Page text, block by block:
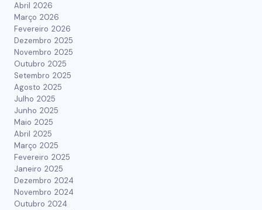
Abril 2026
Março 2026
Fevereiro 2026
Dezembro 2025
Novembro 2025
Outubro 2025
Setembro 2025
Agosto 2025
Julho 2025
Junho 2025
Maio 2025
Abril 2025
Março 2025
Fevereiro 2025
Janeiro 2025
Dezembro 2024
Novembro 2024
Outubro 2024